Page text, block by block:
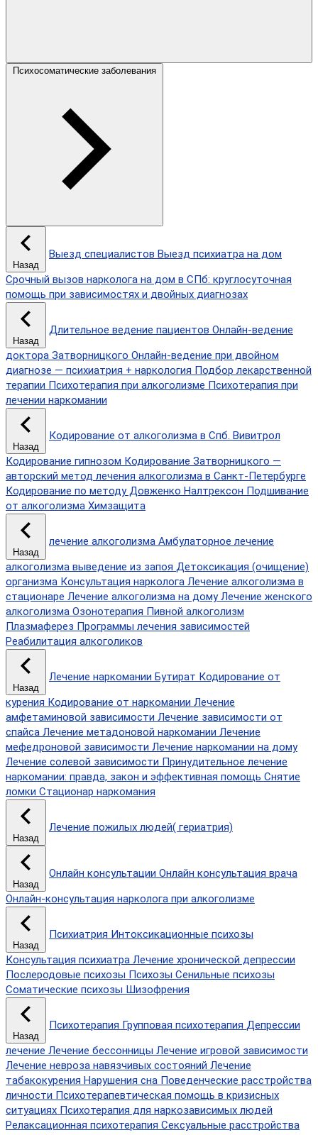
Психосоматические заболевания
Назад
Выезд специалистов Выезд психиатра на дом
Срочный вызов нарколога на дом в СПб: круглосуточная
помощь при зависимостях и двойных диагнозах
Назад
Длительное ведение пациентов Онлайн-ведение
доктора Затворницкого Онлайн‑ведение при двойном
диагнозе — психиатрия + наркология Подбор лекарственной
терапии Психотерапия при алкоголизме Психотерапия при
лечении наркомании
Назад
Кодирование от алкоголизма в Спб. Вивитрол
Кодирование гипнозом Кодирование Затворницкого —
авторский метод лечения алкоголизма в Санкт‑Петербурге
Кодирование по методу Довженко Налтрексон Подшивание
от алкоголизма Химзащита
Назад
лечение алкоголизма Амбулаторное лечение
алкоголизма выведение из запоя Детоксикация (очищение)
организма Консультация нарколога Лечение алкоголизма в
стационаре Лечение алкоголизма на дому Лечение женского
алкоголизма Озонотерапия Пивной алкоголизм
Плазмаферез Программы лечения зависимостей
Реабилитация алкоголиков
Назад
Лечение наркомании Бутират Кодирование от
курения Кодирование от наркомании Лечение
амфетаминовой зависимости Лечение зависимости от
спайса Лечение метадоновой наркомании Лечение
мефедроновой зависимости Лечение наркомании на дому
Лечение солевой зависимости Принудительное лечение
наркомании: правда, закон и эффективная помощь Снятие
ломки Стационар наркомания
Назад
Лечение пожилых людей( гериатрия)
Назад
Онлайн консультации Онлайн консультация врача
Онлайн-консультация нарколога при алкоголизме
Назад
Психиатрия Интоксикационные психозы
Консультация психиатра Лечение хронической депрессии
Послеродовые психозы Психозы Сенильные психозы
Соматические психозы Шизофрения
Назад
Психотерапия Групповая психотерапия Депрессии
лечение Лечение бессонницы Лечение игровой зависимости
Лечение невроза навязчивых состояний Лечение
табакокурения Нарушения сна Поведенческие расстройства
личности Психотерапевтическая помощь в кризисных
ситуациях Психотерапия для наркозависимых людей
Релаксационная психотерапия Сексуальные расстройства